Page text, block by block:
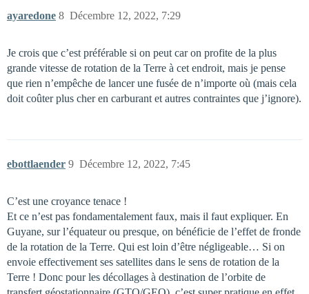
ayaredone Décembre 12, 2022, 7:29
8
Je crois que c’est préférable si on peut car on profite de la plus
grande vitesse de rotation de la Terre à cet endroit, mais je pense
que rien n’empêche de lancer une fusée de n’importe où (mais cela
doit coûter plus cher en carburant et autres contraintes que j’ignore).
ebottlaender Décembre 12, 2022, 7:45
9
C’est une croyance tenace !
Et ce n’est pas fondamentalement faux, mais il faut expliquer. En
Guyane, sur l’équateur ou presque, on bénéficie de l’effet de fronde
de la rotation de la Terre. Qui est loin d’être négligeable… Si on
envoie effectivement ses satellites dans le sens de rotation de la
Terre ! Donc pour les décollages à destination de l’orbite de